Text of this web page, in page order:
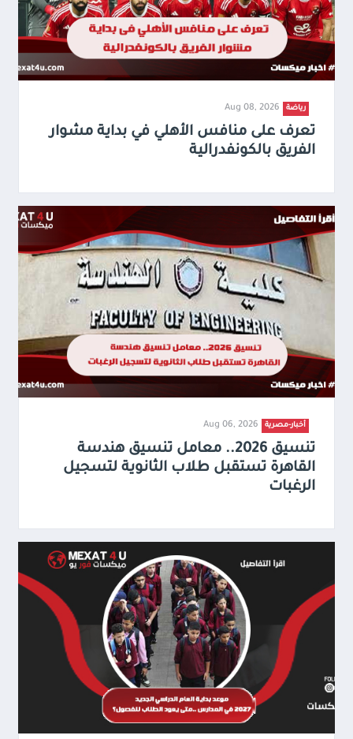
رياضة Aug 08, 2026
تعرف على منافس الأهلي في بداية مشوار
الفريق بالكونفدرالية
أخبار-مصرية Aug 06, 2026
تنسيق 2026.. معامل تنسيق هندسة
القاهرة تستقبل طلاب الثانوية لتسجيل
الرغبات